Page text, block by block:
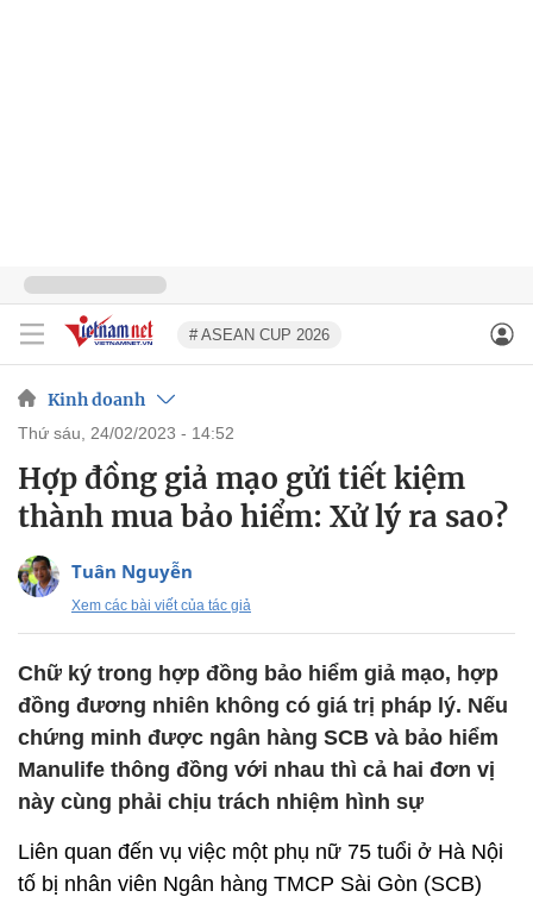
# ASEAN CUP 2026
Kinh doanh
thứ sáu, 24/02/2023 - 14:52
Hợp đồng giả mạo gửi tiết kiệm
thành mua bảo hiểm: Xử lý ra sao?
Tuân Nguyễn
Xem các bài viết của tác giả
Chữ ký trong hợp đồng bảo hiểm giả mạo, hợp
đồng đương nhiên không có giá trị pháp lý. Nếu
chứng minh được ngân hàng SCB và bảo hiểm
Manulife thông đồng với nhau thì cả hai đơn vị
này cùng phải chịu trách nhiệm hình sự
Liên quan đến vụ việc một phụ nữ 75 tuổi ở Hà Nội
tố bị nhân viên Ngân hàng TMCP Sài Gòn (SCB)